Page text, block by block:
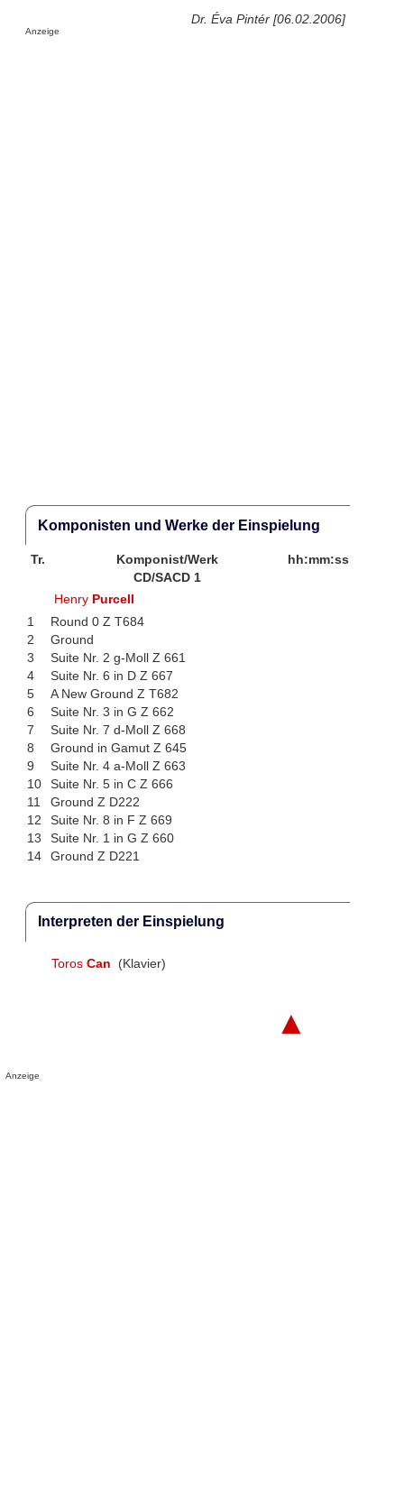
Dr. Éva Pintér [06.02.2006]
Anzeige
Komponisten und Werke der Einspielung
Tr. Komponist/Werk
hh:mm:ss
CD/SACD 1
Henry Purcell
1
Round 0 Z T684
2
Ground
3
Suite Nr. 2 g-Moll Z 661
4
Suite Nr. 6 in D Z 667
5
A New Ground Z T682
6
Suite Nr. 3 in G Z 662
7
Suite Nr. 7 d-Moll Z 668
8
Ground in Gamut Z 645
9
Suite Nr. 4 a-Moll Z 663
10
Suite Nr. 5 in C Z 666
11
Ground Z D222
12
Suite Nr. 8 in F Z 669
13
Suite Nr. 1 in G Z 660
14
Ground Z D221
Interpreten der Einspielung
Toros Can (Klavier)
▲
Anzeige